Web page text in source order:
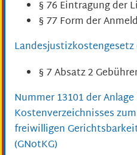
§ 76 Eintragung der
§ 77 Form der
Landesjustizkostengesetz
§ 7 Absatz 2
Nummer 13101 der Anlage
Kostenverzeichnisses
freiwilligen
(GNotKG)